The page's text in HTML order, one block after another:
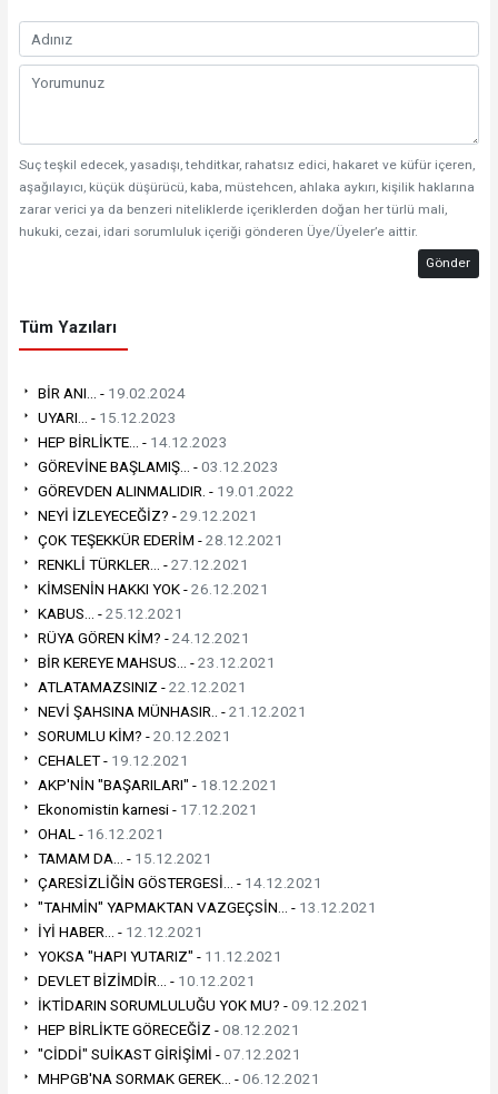
Suç teşkil edecek, yasadışı, tehditkar, rahatsız edici, hakaret ve küfür içeren,
aşağılayıcı, küçük düşürücü, kaba, müstehcen, ahlaka aykırı, kişilik haklarına
zarar verici ya da benzeri niteliklerde içeriklerden doğan her türlü mali,
hukuki, cezai, idari sorumluluk içeriği gönderen Üye/Üyeler’e aittir.
Gönder
Tüm Yazıları
BİR ANI... - 19.02.2024
UYARI... - 15.12.2023
HEP BİRLİKTE... - 14.12.2023
GÖREVİNE BAŞLAMIŞ... -03.12.2023
GÖREVDEN ALINMALIDIR. - 19.01.2022
NEYİ İZLEYECEĞİZ? -29.12.2021
ÇOK TEŞEKKÜR EDERİM -28.12.2021
RENKLİ TÜRKLER... -27.12.2021
KİMSENİN HAKKI YOK -26.12.2021
KABUS... -25.12.2021
RÜYA GÖREN KİM? -24.12.2021
BİR KEREYE MAHSUS... -23.12.2021
ATLATAMAZSINIZ -22.12.2021
NEVİ ŞAHSINA MÜNHASIR.. -21.12.2021
SORUMLU KİM? -20.12.2021
CEHALET - 19.12.2021
AKP'NİN "BAŞARILARI" - 18.12.2021
Ekonomistin karnesi - 17.12.2021
OHAL - 16.12.2021
TAMAM DA... - 15.12.2021
ÇARESİZLİĞİN GÖSTERGESİ... - 14.12.2021
"TAHMİN" YAPMAKTAN VAZGEÇSİN... - 13.12.2021
İYİ HABER... - 12.12.2021
YOKSA "HAPI YUTARIZ" - 11.12.2021
DEVLET BİZİMDİR... - 10.12.2021
İKTİDARIN SORUMLULUĞU YOK MU? -09.12.2021
HEP BİRLİKTE GÖRECEĞİZ -08.12.2021
"CİDDİ" SUİKAST GİRİŞİMİ -07.12.2021
MHPGB'NA SORMAK GEREK... -06.12.2021